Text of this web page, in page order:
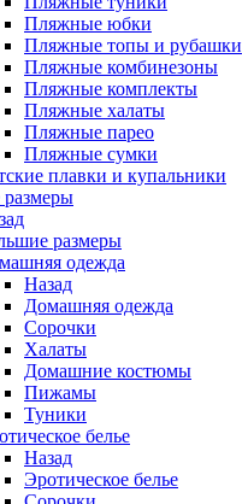
Пляжные юбки
Пляжные топы и рубашки
Пляжные комбинезоны
Пляжные комплекты
Пляжные халаты
Пляжные парео
Пляжные сумки
плавки и купальники
размеры
одежда
Назад
Домашняя одежда
Сорочки
Халаты
Домашние костюмы
Пижамы
Туники
белье
Назад
Эротическое белье